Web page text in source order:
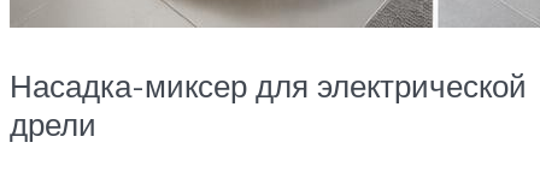
Насадка-миксер для электрической
дрели